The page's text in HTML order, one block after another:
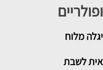
מלוח
לשבת